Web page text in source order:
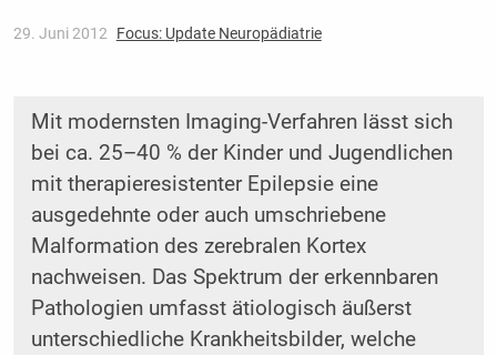
29. Juni 2012 Focus: Update Neuropädiatrie
Mit modernsten Imaging-Verfahren lässt sich
bei ca. 25–40 % der Kinder und Jugendlichen
mit therapieresistenter Epilepsie eine
ausgedehnte oder auch umschriebene
Malformation des zerebralen Kortex
nachweisen. Das Spektrum der erkennbaren
Pathologien umfasst ätiologisch äußerst
unterschiedliche Krankheitsbilder, welche